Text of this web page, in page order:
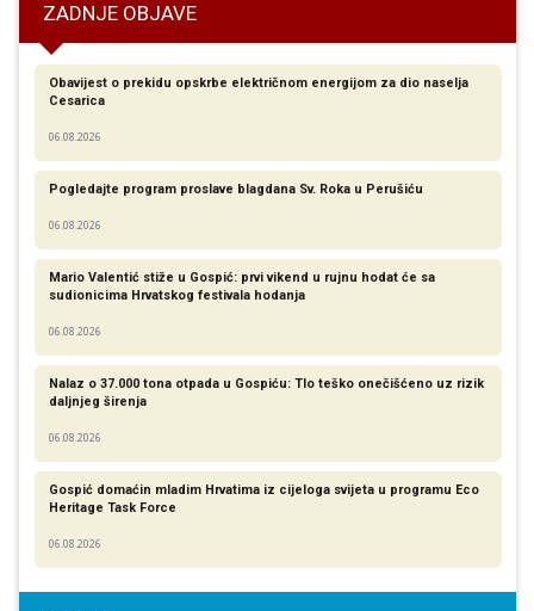
ZADNJE OBJAVE
Obavijest o prekidu opskrbe električnom energijom za dio naselja
Cesarica
06.08.2026
Pogledajte program proslave blagdana Sv. Roka u Perušiću
06.08.2026
Mario Valentić stiže u Gospić: prvi vikend u rujnu hodat će sa
sudionicima Hrvatskog festivala hodanja
06.08.2026
Nalaz o 37.000 tona otpada u Gospiću: Tlo teško onečišćeno uz rizik
daljnjeg širenja
06.08.2026
Gospić domaćin mladim Hrvatima iz cijeloga svijeta u programu Eco
Heritage Task Force
06.08.2026